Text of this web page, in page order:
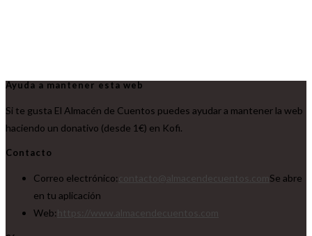
Ayuda a mantener esta web
Si te gusta El Almacén de Cuentos puedes ayudar a mantener la web
haciendo un donativo (desde 1€) en Kofi.
Contacto
Correo electrónico:
Se abre
en tu aplicación
Web: